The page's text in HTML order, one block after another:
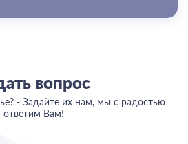
вопрос
- Задайте их нам, мы с радостью
ответим Вам!